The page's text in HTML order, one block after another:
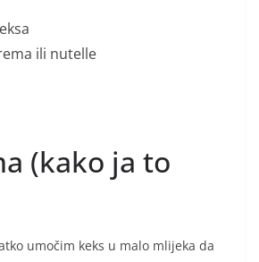
ili nutelle
(kako ja to
umočim keks u malo mlijeka da